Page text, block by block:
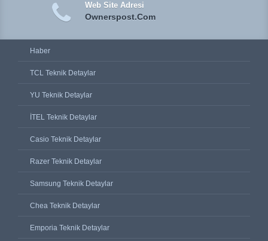
Web Site Adresi
Ownerspost.Com
Haber
TCL Teknik Detaylar
YU Teknik Detaylar
İTEL Teknik Detaylar
Casio Teknik Detaylar
Razer Teknik Detaylar
Samsung Teknik Detaylar
Chea Teknik Detaylar
Emporia Teknik Detaylar